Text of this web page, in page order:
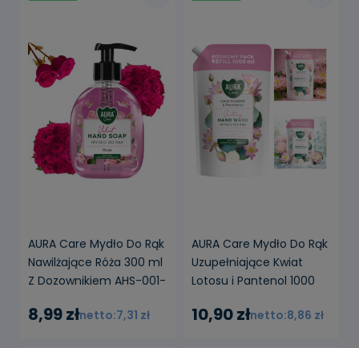
AURA Care Mydło Do Rąk
Nawilżające Róża 300 ml
Z Dozownikiem AHS-001-
8,99 zł 7,31 zł
AURA Care Mydło Do Rąk
Uzupełniające Kwiat
Lotosu i Pantenol 1000
10,90 zł 8,86 zł